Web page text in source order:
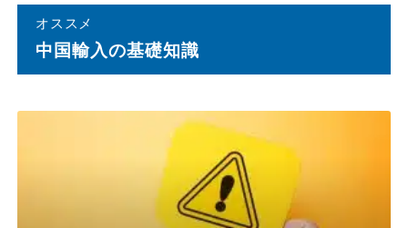
オススメ
中国輸⼊の基礎知識